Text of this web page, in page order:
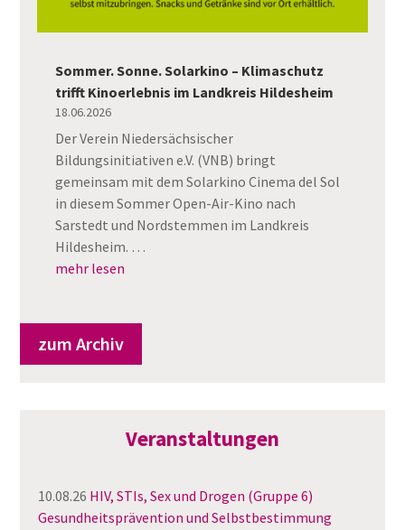
Sommer. Sonne. Solarkino – Klimaschutz
trifft Kinoerlebnis im Landkreis Hildesheim
18.06.2026
Der Verein Niedersächsischer
Bildungsinitiativen e.V. (VNB) bringt
gemeinsam mit dem Solarkino Cinema del Sol
in diesem Sommer Open-Air-Kino nach
Sarstedt und Nordstemmen im Landkreis
Hildesheim. …
mehr lesen
zum Archiv
Veranstaltungen
10.08.26 HIV, STIs, Sex und Drogen (Gruppe 6)
Gesundheitsprävention und Selbstbestimmung